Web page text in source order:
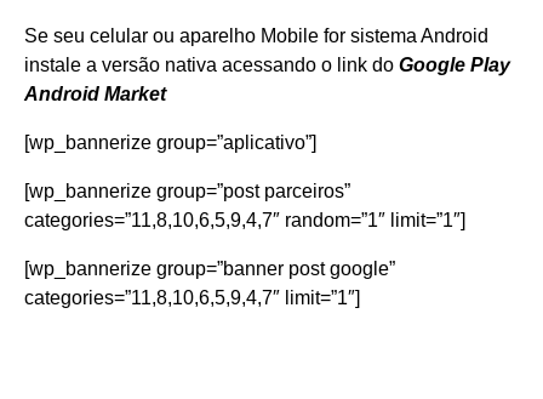
Se seu celular ou aparelho Mobile for sistema Android
instale a versão nativa acessando o link do Google Play
Android Market
[wp_bannerize group=”aplicativo”]
[wp_bannerize group=”post parceiros”
categories=”11,8,10,6,5,9,4,7″ random=”1″ limit=”1″]
[wp_bannerize group=”banner post google”
categories=”11,8,10,6,5,9,4,7″ limit=”1″]